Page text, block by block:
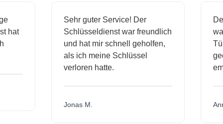
hat
Sehr guter Service! Der
Schlüsseldienst war freundlich
und hat mir schnell geholfen,
als ich meine Schlüssel
verloren hatte.
Jonas M.